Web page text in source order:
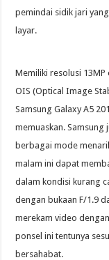
pemindai sidik jari
layar.
Memiliki resolusi
OIS (Optical Image
Samsung Galaxy A5
memuaskan.
berbagai mode
malam ini dapat
dalam kondisi kurang
dengan bukaan F/1.9
merekam video
ponsel ini tentunya
bersahabat.